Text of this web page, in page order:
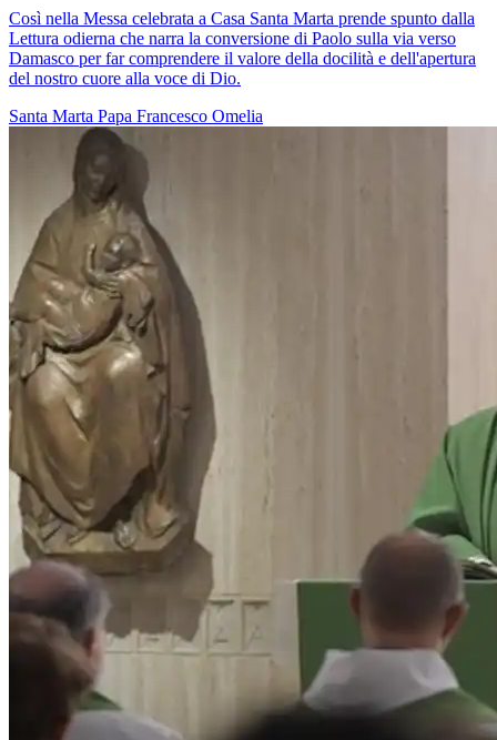
Così nella Messa celebrata a Casa Santa Marta prende spunto dalla
Lettura odierna che narra la conversione di Paolo sulla via verso
Damasco per far comprendere il valore della docilità e dell'apertura
del nostro cuore alla voce di Dio.
Santa Marta Papa Francesco Omelia